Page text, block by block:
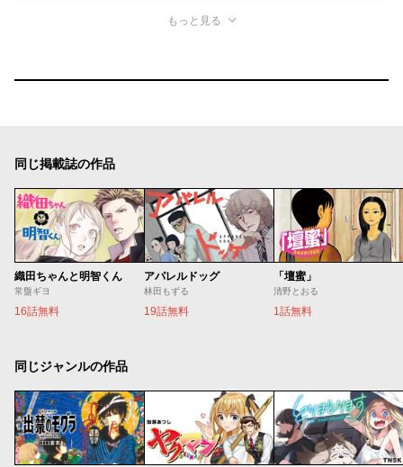
もっと見る
同じ掲載誌の作品
織田ちゃんと明智くん
常盤ギヨ
16話無料
アパレルドッグ
林田もずる
19話無料
「壇蜜」
清野とおる
1話無料
同じジャンルの作品